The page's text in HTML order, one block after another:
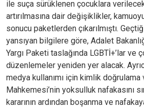
ile suça sürüklenen çocuklara
artırılmasına dair değişiklikler,
sonucu paketlerden çıkarılmıştı.
yansıyan bilgilere göre, Adalet
Yargı Paketi taslağında LGBTİ+’lar ve
düzenlemeler yeniden yer alacak.
medya kullanımı için kimlik doğrulama
Mahkemesi’nin yoksulluk nafakasını
kararının ardından boşanma ve